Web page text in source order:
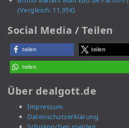
(Vergleich: 11,95€)
Social Media / Teilen
teilen teilen
teilen
Über dealgott.de
Impressum
Datenschutzerklärung